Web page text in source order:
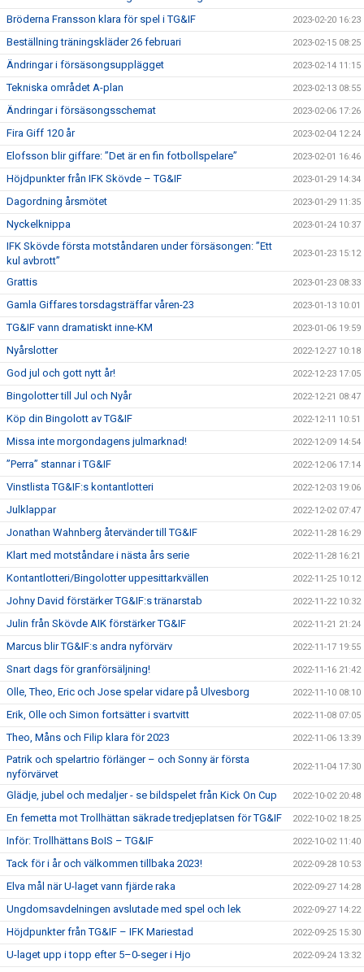
Bröderna Fransson klara för spel i TG&IF 2023-02-20 16:23
Beställning träningskläder 26 februari 2023-02-15 08:25
Ändringar i försäsongsupplägget 2023-02-14 11:15
Tekniska området A-plan 2023-02-13 08:55
Ändringar i försäsongsschemat 2023-02-06 17:26
Fira Giff 120 år 2023-02-04 12:24
Elofsson blir giffare: ”Det är en fin fotbollspelare” 2023-02-01 16:46
Höjdpunkter från IFK Skövde – TG&IF 2023-01-29 14:34
Dagordning årsmötet 2023-01-29 11:35
Nyckelknippa 2023-01-24 10:37
IFK Skövde första motståndaren under försäsongen: ”Ett
kul avbrott”
2023-01-23 15:12
Grattis 2023-01-23 08:33
Gamla Giffares torsdagsträffar våren-23 2023-01-13 10:01
TG&IF vann dramatiskt inne-KM 2023-01-06 19:59
Nyårslotter 2022-12-27 10:18
God jul och gott nytt år! 2022-12-23 17:05
Bingolotter till Jul och Nyår 2022-12-21 08:47
Köp din Bingolott av TG&IF 2022-12-11 10:51
Missa inte morgondagens julmarknad! 2022-12-09 14:54
”Perra” stannar i TG&IF 2022-12-06 17:14
Vinstlista TG&IF:s kontantlotteri 2022-12-03 19:06
Julklappar 2022-12-02 07:47
Jonathan Wahnberg återvänder till TG&IF 2022-11-28 16:29
Klart med motståndare i nästa års serie 2022-11-28 16:21
Kontantlotteri/Bingolotter uppesittarkvällen 2022-11-25 10:12
Johny David förstärker TG&IF:s tränarstab 2022-11-22 10:32
Julin från Skövde AIK förstärker TG&IF 2022-11-21 21:24
Marcus blir TG&IF:s andra nyförvärv 2022-11-17 19:55
Snart dags för granförsäljning! 2022-11-16 21:42
Olle, Theo, Eric och Jose spelar vidare på Ulvesborg 2022-11-10 08:10
Erik, Olle och Simon fortsätter i svartvitt 2022-11-08 07:05
Theo, Måns och Filip klara för 2023 2022-11-06 13:39
Patrik och spelartrio förlänger – och Sonny är första
nyförvärvet
2022-11-04 17:30
Glädje, jubel och medaljer - se bildspelet från Kick On Cup 2022-10-02 20:48
En femetta mot Trollhättan säkrade tredjeplatsen för TG&IF 2022-10-02 18:25
Inför: Trollhättans BoIS – TG&IF 2022-10-02 11:40
Tack för i år och välkommen tillbaka 2023! 2022-09-28 10:53
Elva mål när U-laget vann fjärde raka 2022-09-27 14:28
Ungdomsavdelningen avslutade med spel och lek 2022-09-27 14:22
Höjdpunkter från TG&IF – IFK Mariestad 2022-09-25 15:30
U-laget upp i topp efter 5–0-seger i Hjo 2022-09-24 13:32